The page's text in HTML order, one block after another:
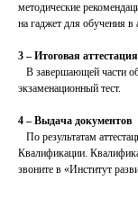
методические
на гаджет для обучения
3 – Итоговая
В завершающей части
экзаменационный тест.
4 – Выдача документов
По результатам
Квалификации.
звоните в «Институт